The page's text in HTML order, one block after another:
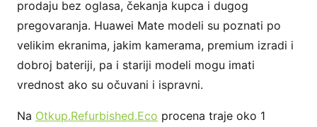
prodaju bez oglasa, čekanja kupca i dugog
pregovaranja. Huawei Mate modeli su poznati po
velikim ekranima, jakim kamerama, premium izradi i
dobroj bateriji, pa i stariji modeli mogu imati
vrednost ako su očuvani i ispravni.
Na Otkup.Refurbished.Eco procena traje oko 1